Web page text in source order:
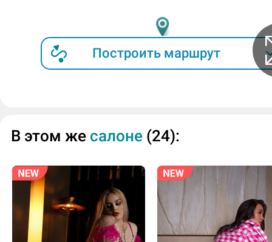
Построить маршрут
В этом же салоне (24):